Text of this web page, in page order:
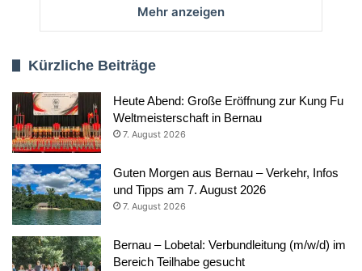
Mehr anzeigen
Kürzliche Beiträge
Heute Abend: Große Eröffnung zur Kung Fu
Weltmeisterschaft in Bernau
7. August 2026
Guten Morgen aus Bernau – Verkehr, Infos
und Tipps am 7. August 2026
7. August 2026
Bernau – Lobetal: Verbundleitung (m/w/d) im
Bereich Teilhabe gesucht